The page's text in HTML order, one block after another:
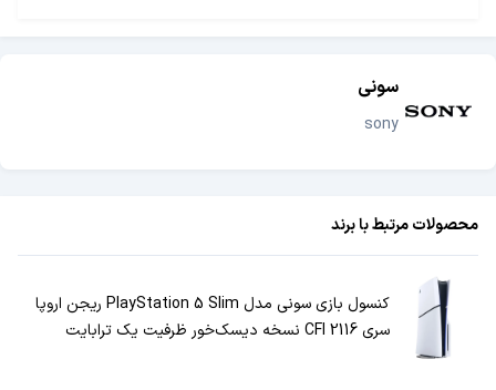
سونی
sony
محصولات مرتبط با برند
کنسول بازی سونی مدل PlayStation 5 Slim ریجن اروپا
سری CFI 2116 نسخه دیسک‌خور ظرفیت یک ترابایت